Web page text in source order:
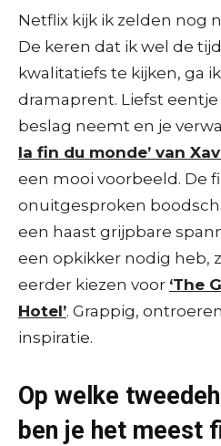
Netflix kijk ik zelden nog
De keren dat ik wel de
kwalitatiefs te kijken, ga
dramaprent. Liefst
beslag neemt en je
la fin du monde’ van
een mooi voorbeeld. De
onuitgesproken
een haast grijpbare
een opkikker nodig heb,
eerder kiezen voor ‘The
Hotel’. Grappig,
inspiratie.
Op welke
ben je het meest